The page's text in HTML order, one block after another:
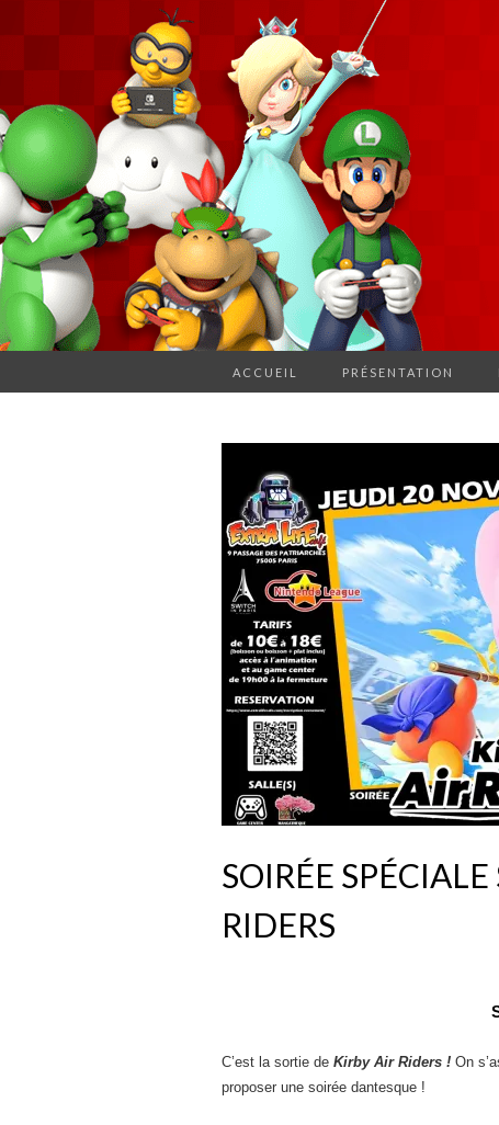
ACCUEIL PRÉSENTATION
SOIRÉE
RIDERS
C’est la sortie de Kirby Air Riders ! On
proposer une soirée dantesque !